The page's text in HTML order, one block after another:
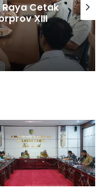
Cetak
XIII